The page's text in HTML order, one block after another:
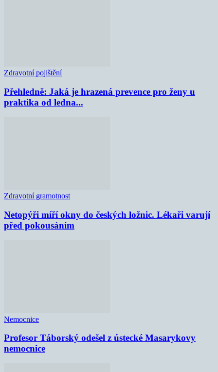
Zdravotní pojištění
Přehledně: Jaká je hrazená prevence pro ženy u
praktika od ledna...
Zdravotní gramotnost
Netopýři míří okny do českých ložnic. Lékaři varují
před pokousáním
Nemocnice
Profesor Táborský odešel z ústecké Masarykovy
nemocnice